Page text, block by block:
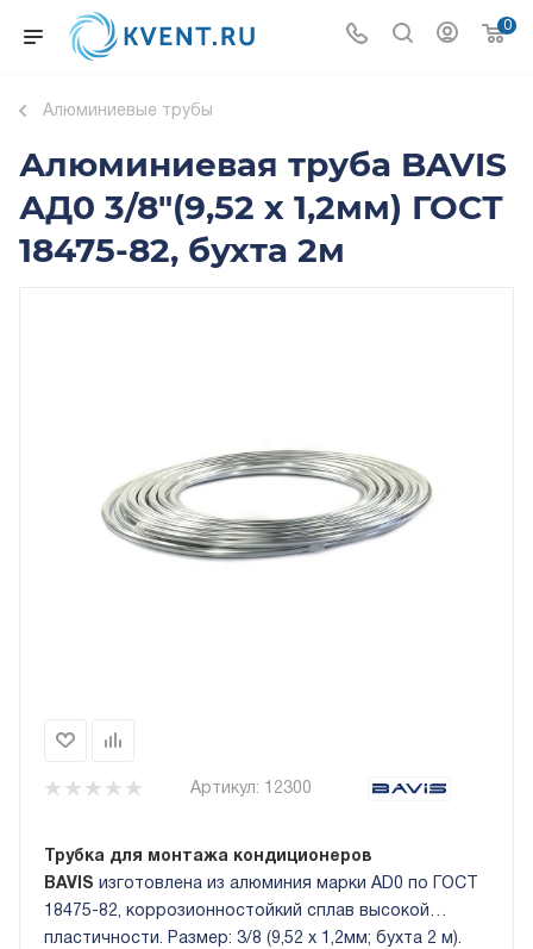
0
Алюминиевые трубы
Алюминиевая труба BAVIS
АД0 3/8"(9,52 х 1,2мм) ГОСТ
18475-82, бухта 2м
Артикул: 12300
Трубка для монтажа кондиционеров
BAVIS изготовлена из алюминия марки AD0 по ГОСТ
18475-82, коррозионностойкий сплав высокой
пластичности. Размер: 3/8 (9,52 х 1,2мм; бухта 2 м).